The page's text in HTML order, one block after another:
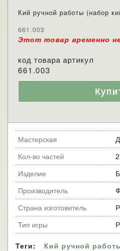
Кий ручной работы (набор
661.003
Этот товар временно
код товара артикул
661.003
Мастерская
Кол-во частей
Изделие
Производитель
Страна изготовитель
Тип игры
Теги:
Кий ручной